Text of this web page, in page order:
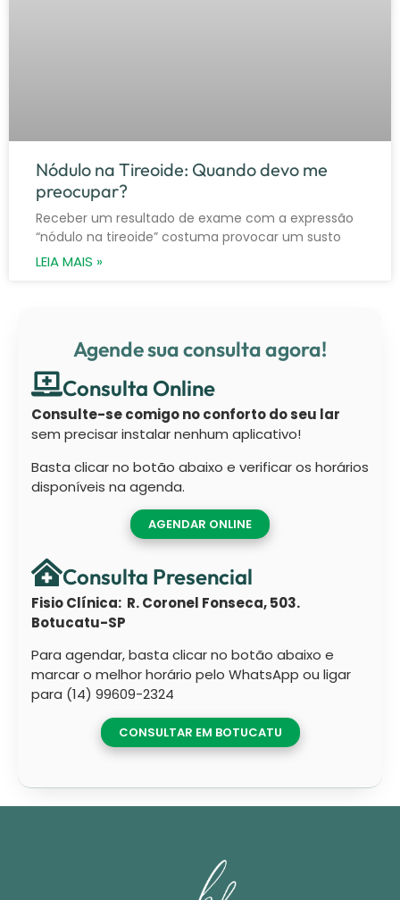
Nódulo na Tireoide: Quando devo me
preocupar?
Receber um resultado de exame com a expressão
“nódulo na tireoide” costuma provocar um susto
LEIA MAIS »
Agende sua consulta agora!
Consulta Online
Consulte-se comigo no conforto do seu lar
sem precisar instalar nenhum aplicativo!
Basta clicar no botão abaixo e verificar os horários
disponíveis na agenda.
AGENDAR ONLINE
Consulta Presencial
Fisio Clínica: R. Coronel Fonseca, 503.
Botucatu-SP
Para agendar, basta clicar no botão abaixo e
marcar o melhor horário pelo WhatsApp ou ligar
para (14) 99609-2324
CONSULTAR EM BOTUCATU